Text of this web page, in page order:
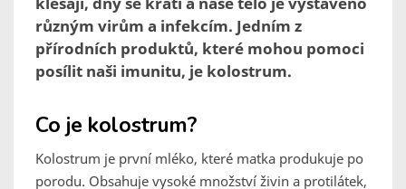
různým virům a infekcím. Jedním z
přírodních produktů, které mohou pomoci
posílit naši imunitu, je kolostrum.
Co je kolostrum?
Kolostrum je první mléko, které matka produkuje po
porodu. Obsahuje vysoké množství živin a protilátek,